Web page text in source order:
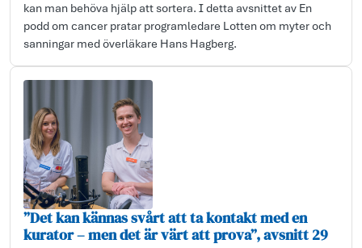
kan man behöva hjälp att sortera. I detta avsnittet av En
podd om cancer pratar programledare Lotten om myter och
sanningar med överläkare Hans Hagberg.
”Det kan kännas svårt att ta kontakt med en
kurator – men det är värt att prova”, avsnitt 29